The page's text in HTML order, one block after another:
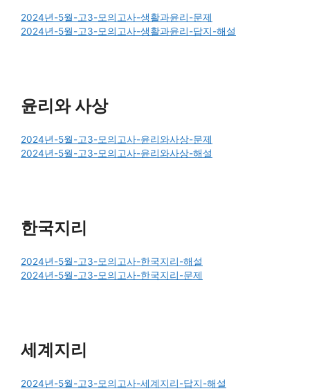
2024년-5월-고3-모의고사-생활과윤리-문제
2024년-5월-고3-모의고사-생활과윤리-답지-해설
윤리와 사상
2024년-5월-고3-모의고사-윤리와사상-문제
2024년-5월-고3-모의고사-윤리와사상-해설
한국지리
2024년-5월-고3-모의고사-한국지리-해설
2024년-5월-고3-모의고사-한국지리-문제
세계지리
2024년-5월-고3-모의고사-세계지리-답지-해설